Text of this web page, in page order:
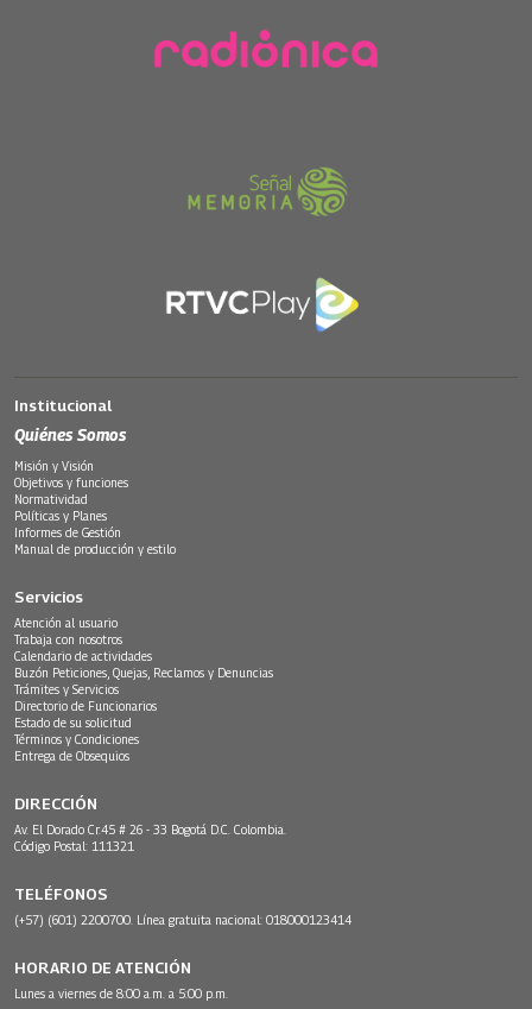
Institucional
Quiénes Somos
Misión y Visión
Objetivos y funciones
Normatividad
Políticas y Planes
Informes de Gestión
Manual de producción y estilo
Servicios
Atención al usuario
Trabaja con nosotros
Calendario de actividades
Buzón Peticiones, Quejas, Reclamos y Denuncias
Trámites y Servicios
Directorio de Funcionarios
Estado de su solicitud
Términos y Condiciones
Entrega de Obsequios
DIRECCIÓN
Av. El Dorado Cr.45 # 26 - 33 Bogotá D.C. Colombia.
Código Postal: 111321
TELÉFONOS
(+57) (601) 2200700. Línea gratuita nacional: 018000123414
HORARIO DE ATENCIÓN
Lunes a viernes de 8:00 a.m. a 5:00 p.m.